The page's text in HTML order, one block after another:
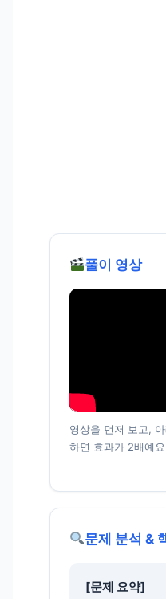
풀이 영상
영상을 먼저 보고,
하면 효과가 2배예
문제 분석 &
[문제 요약]